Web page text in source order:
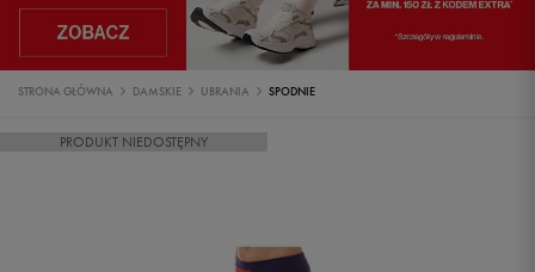
STRONA GŁÓWNA DAMSKIE UBRANIA SPODNIE
PRODUKT NIEDOSTĘPNY